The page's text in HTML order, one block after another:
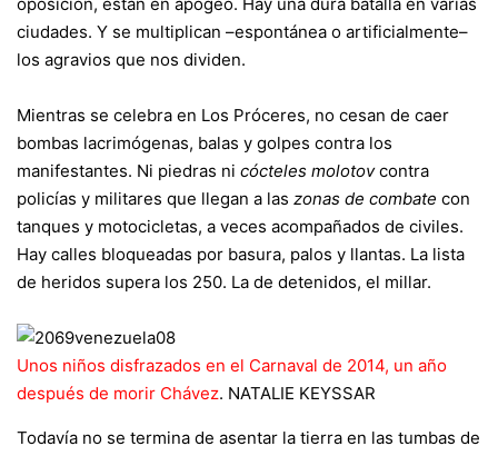
ciudades. Y se multiplican –espontánea o artificialmente–
los agravios que nos dividen.
Mientras se celebra en Los Próceres, no cesan de caer
bombas lacrimógenas, balas y golpes contra los
manifestantes. Ni piedras ni cócteles molotovcontra
policías y militares que llegan a las zonas de combate con
tanques y motocicletas, a veces acompañados de civiles.
Hay calles bloqueadas por basura, palos y llantas. La lista
de heridos supera los 250. La de detenidos, el millar.
Unos niños disfrazados en el Carnaval de 2014, un año
después de morir Chávez. NATALIE KEYSSAR
Todavía no se termina de asentar la tierra en las tumbas de